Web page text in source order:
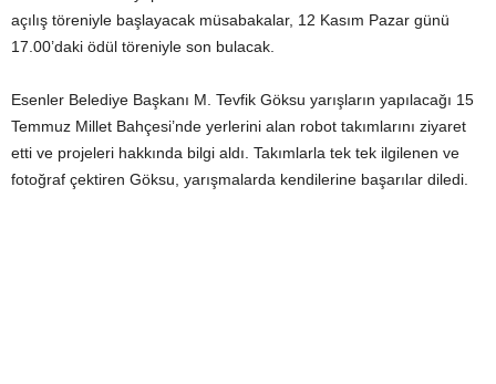
açılış töreniyle başlayacak müsabakalar, 12 Kasım Pazar günü
17.00’daki ödül töreniyle son bulacak.
Esenler Belediye Başkanı M. Tevfik Göksu yarışların yapılacağı 15
Temmuz Millet Bahçesi’nde yerlerini alan robot takımlarını ziyaret
etti ve projeleri hakkında bilgi aldı. Takımlarla tek tek ilgilenen ve
fotoğraf çektiren Göksu, yarışmalarda kendilerine başarılar diledi.